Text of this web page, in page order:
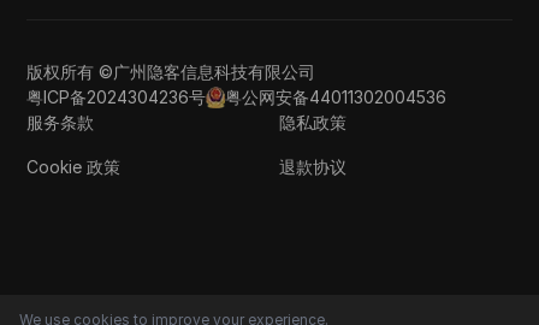
版权所有 ©广州隐客信息科技有限公司
粤ICP备2024304236号
粤公网安备44011302004536
服务条款
隐私政策
Cookie 政策 退款协议
We use cookies to improve your experience.